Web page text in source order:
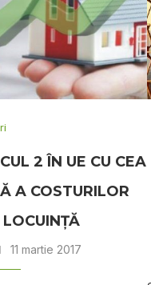
2 ÎN UE CU CEA
A COSTURILOR
11 martie 2017